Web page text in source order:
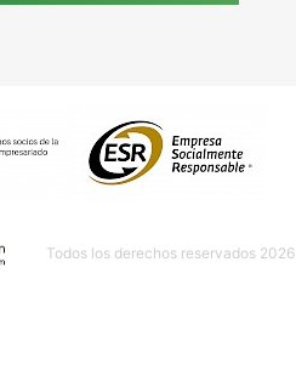
Todos los derechos reservados 2026